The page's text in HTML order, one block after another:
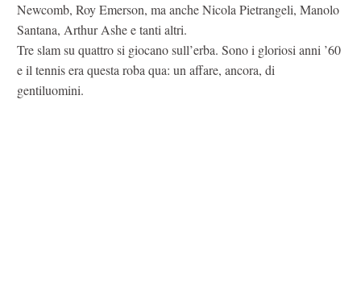
Newcomb, Roy Emerson, ma anche Nicola Pietrangeli, Manolo
Santana, Arthur Ashe e tanti altri.
Tre slam su quattro si giocano sull’erba. Sono i gloriosi anni ’60
e il tennis era questa roba qua: un affare, ancora, di
gentiluomini.